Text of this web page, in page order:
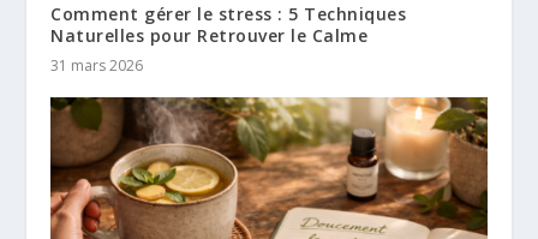
Comment gérer le stress : 5 Techniques
Naturelles pour Retrouver le Calme
31 mars 2026